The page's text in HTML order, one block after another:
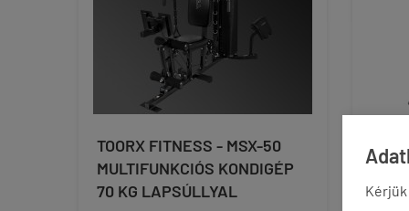
TOORX FITNESS - MSX-50
MULTIFUNKCIÓS KONDIGÉP
70 KG LAPSÚLLYAL